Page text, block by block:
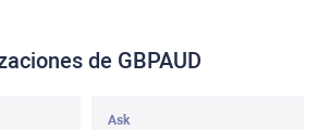
de GBPAUD
Ask